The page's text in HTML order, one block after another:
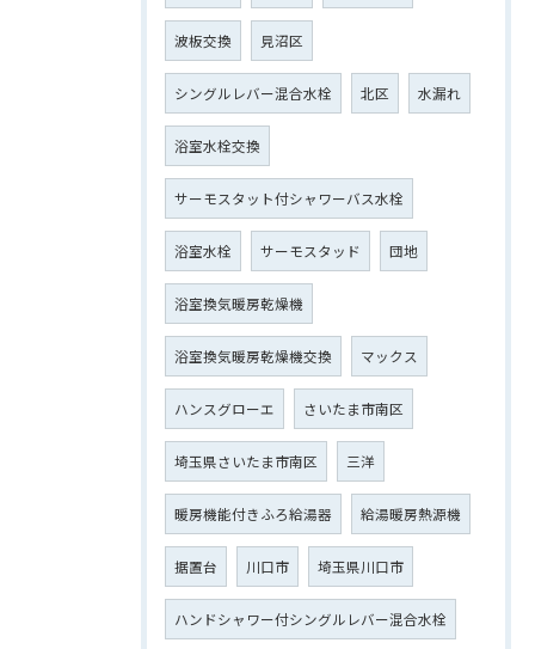
波板交換 見沼区
シングルレバー混合水栓 北区 水漏れ
浴室水栓交換
サーモスタット付シャワーバス水栓
浴室水栓 サーモスタッド 団地
浴室換気暖房乾燥機
浴室換気暖房乾燥機交換 マックス
ハンスグローエ さいたま市南区
埼玉県さいたま市南区 三洋
暖房機能付きふろ給湯器 給湯暖房熱源機
据置台 川口市 埼玉県川口市
ハンドシャワー付シングルレバー混合水栓